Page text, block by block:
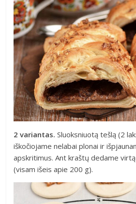
2 variantas. Sluoksniuotą tešlą (2
iškočiojame nelabai plonai ir
apskritimus. Ant kraštų dedame
(visam išeis apie 200 g).